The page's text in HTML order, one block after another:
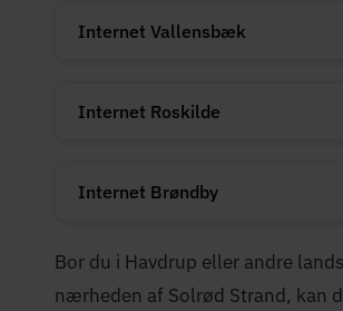
Internet Vallensbæk
Internet Roskilde
Internet Brøndby
Bor du i Havdrup eller andre
nærheden af Solrød Strand, kan